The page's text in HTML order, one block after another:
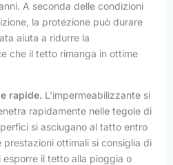
A seconda delle condizioni
la protezione può durare
aiuta a ridurre la
che il tetto rimanga in ottime
rapide. L'impermeabilizzante si
rapidamente nelle tegole di
si asciugano al tatto entro
prestazioni ottimali si consiglia di
il tetto alla pioggia o